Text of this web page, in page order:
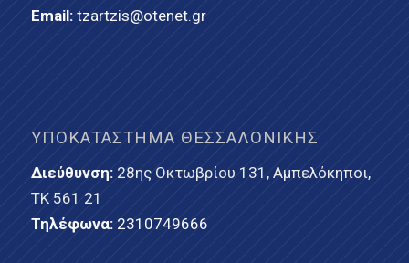
Email: tzartzis@otenet.gr
ΥΠΟΚΑΤΆΣΤΗΜΑ ΘΕΣΣΑΛΟΝΊΚΗΣ
Διεύθυνση:28ης Οκτωβρίου 131, Αμπελόκηποι,
ΤΚ 561 21
Τηλέφωνα: 2310749666